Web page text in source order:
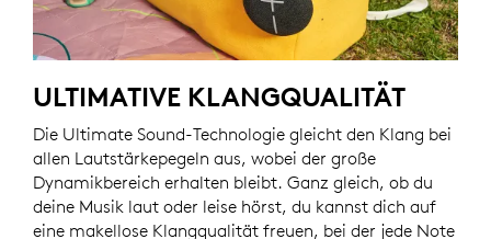
ULTIMATIVE KLANGQUALITÄT
Die Ultimate Sound-Technologie gleicht den Klang bei
allen Lautstärkepegeln aus, wobei der große
Dynamikbereich erhalten bleibt. Ganz gleich, ob du
deine Musik laut oder leise hörst, du kannst dich auf
eine makellose Klangqualität freuen, bei der jede Note